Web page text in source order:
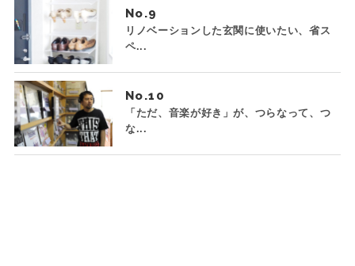
No.
リノベーションした玄関に使いたい、省ス
ペ...
No.
「ただ、音楽が好き」が、つらなって、つ
な...